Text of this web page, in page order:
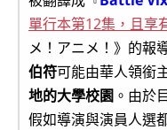
單行本第12集，且享
メ！アニメ！》的報
伯符可能由華人領銜
地的大學校園 。由於
假如導演與演員人選